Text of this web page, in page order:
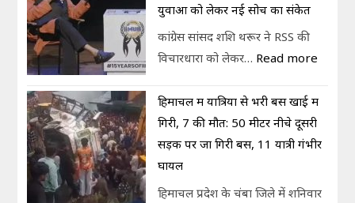
युवाओं को लेकर नई सोच का संकेत
कांग्रेस सांसद शशि थरूर ने RSS की
विचारधारा को लेकर… Read more
हिमाचल में यात्रियों से भरी बस खाई में
गिरी, 7 की मौत: 50 मीटर नीचे दूसरी
सड़क पर जा गिरी बस, 11 यात्री गंभीर
घायल
हिमाचल प्रदेश के चंबा जिले में शनिवार